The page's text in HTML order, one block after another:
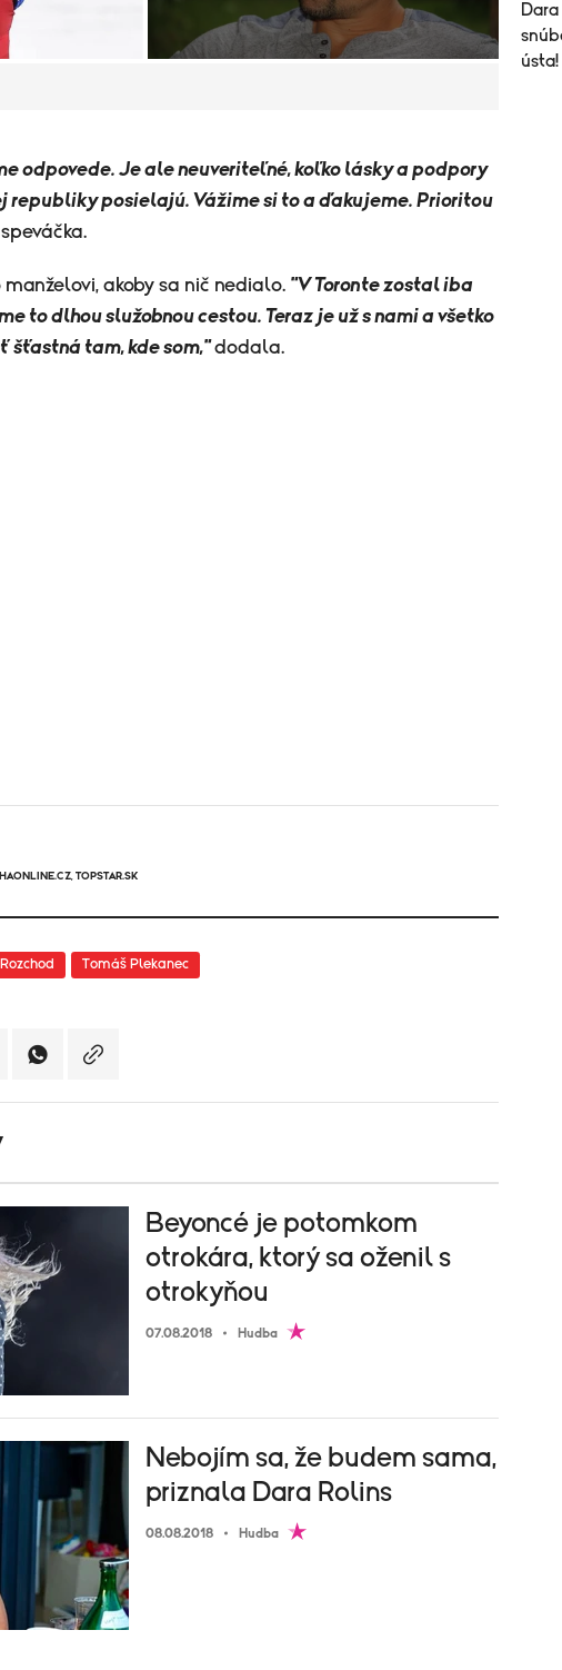
odpovede. Je ale neuveriteľné, koľko lásky a podpory
republiky posielajú. Vážime si to a ďakujeme. Prioritou
akoby sa nič nedialo. "V Toronte zostal iba
to dlhou služobnou cestou. Teraz je už s nami a všetko
šťastná tam, kde som,"dodala.
TOPSTAR.SK
Rozchod Tomáš Plekanec
Beyoncé je potomkom
otrokára, ktorý sa oženil s
otrokyňou
07.08.2018 Hudba
Nebojím sa, že budem sama,
priznala Dara Rolins
08.08.2018 Hudba
ústa!